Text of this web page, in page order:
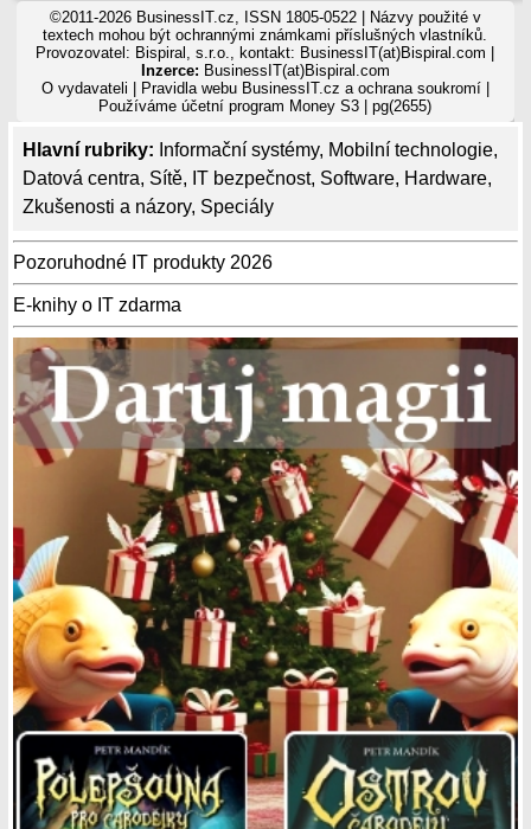
Hlavní rubriky: Informační systémy, Mobilní technologie,
Datová centra, Sítě, IT bezpečnost, Software, Hardware,
Zkušenosti a názory, Speciály
Pozoruhodné IT produkty 2026
E-knihy o IT zdarma
©2011-2026 BusinessIT.cz, ISSN 1805-0522 | Názvy použité v
textech mohou být ochrannými známkami příslušných vlastníků.
Provozovatel: Bispiral, s.r.o., kontakt: BusinessIT(at)Bispiral.com |
Inzerce: BusinessIT(at)Bispiral.com
O vydavateli
Pravidla webu BusinessIT.cz a ochrana soukromí|
Používámeúčetní program Money S3 | pg(2655)